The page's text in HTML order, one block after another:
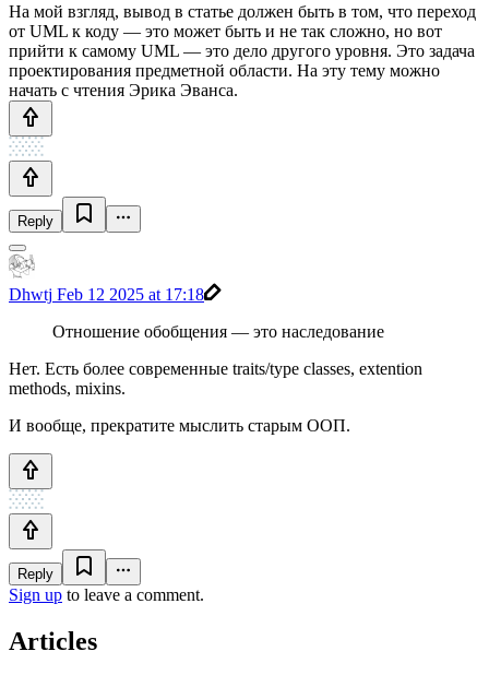
На мой взгляд, вывод в статье должен быть в том, что переход
от UML к коду — это может быть и не так сложно, но вот
прийти к самому UML — это дело другого уровня. Это задача
проектирования предметной области. На эту тему можно
начать с чтения Эрика Эванса.
Reply
Dhwtj Feb 12 2025 at 17:18
Отношение обобщения — это наследование
Нет. Есть более современные traits/type classes, extention
methods, mixins.
И вообще, прекратите мыслить старым ООП.
Reply
Sign up to leave a comment.
Articles